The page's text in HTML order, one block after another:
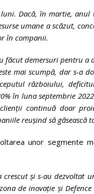
Dacă, în martie,
umane a scăzut,
în companii.
demersuri pentru
mai scumpă, dar s-a
războiului,
în luna septembrie
continuă doar
reușind să găsească
unor segmente
crescut și s-au
de inovație și